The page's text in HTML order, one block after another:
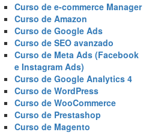
Curso de e-commerce Manager
Curso de Amazon
Curso de Google Ads
Curso de SEO avanzado
Curso de Meta Ads (Facebook
e Instagram Ads)
Curso de Google Analytics 4
Curso de WordPress
Curso de WooCommerce
Curso de Prestashop
Curso de Magento